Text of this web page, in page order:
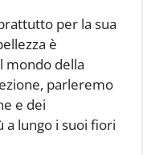
per la sua
è
mondo della
parleremo
e dei
lungo i suoi fiori